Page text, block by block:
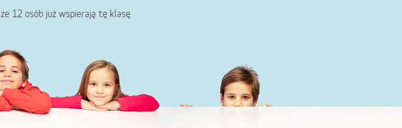
12 osób już wspierają tę klasę